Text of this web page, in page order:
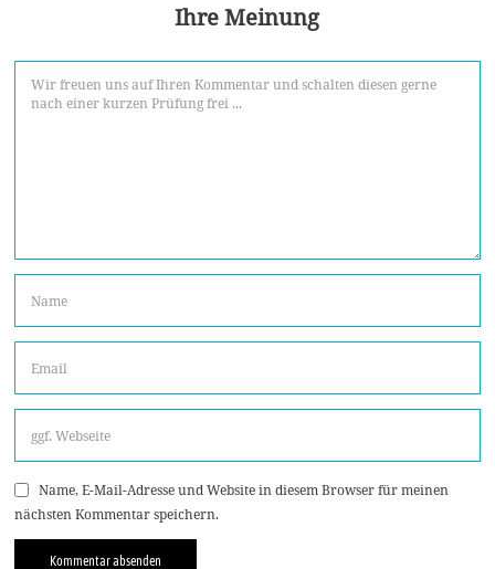
Ihre Meinung
Name, E-Mail-Adresse und Website in diesem Browser für meinen
nächsten Kommentar speichern.